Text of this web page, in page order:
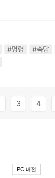
#명령 #속담
3 4
PC 버전